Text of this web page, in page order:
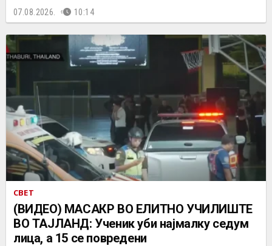
07.08.2026. 10:14
СВЕТ
(ВИДЕО) МАСАКР ВО ЕЛИТНО УЧИЛИШТЕ
ВО ТАЈЛАНД: Ученик уби најмалку седум
лица, а 15 се повредени